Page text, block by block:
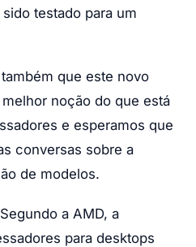
testado para um
que este novo
noção do que está
e esperamos que
conversas sobre a
de modelos.
a AMD, a
para desktops